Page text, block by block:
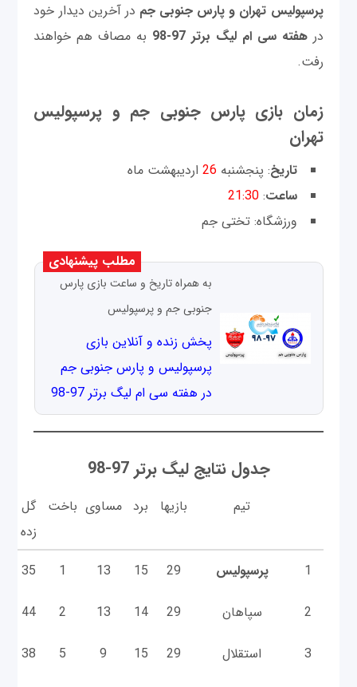
پرسپولیس تهران و پارس جنوبی جم در آخرین دیدار خود
درهفته سی ام لیگ برتر 97-98
به مصاف هم خواهند
رفت.
زمان بازی پارس جنوبی جم و پرسپولیس
تهران
تاریخ: پنجشنبه 26 اردیبهشت ماه
ساعت:
21:30
ورزشگاه: تختی جم
مطلب پیشنهادی
به همراه تاریخ و ساعت بازی پارس
جنوبی جم و پرسپولیس
پخش زنده و آنلاین بازی
پرسپولیس و پارس جنوبی جم
در هفته سی ام لیگ برتر 97-98
جدول نتایج لیگ برتر 97-98
تيم بازيها برد مساوی باخت
گل
زده
1
پرسپولیس 29
15
13
1
35
2 سپاهان 29
14
13
2
44
3 استقلال 29
15
9
5
38